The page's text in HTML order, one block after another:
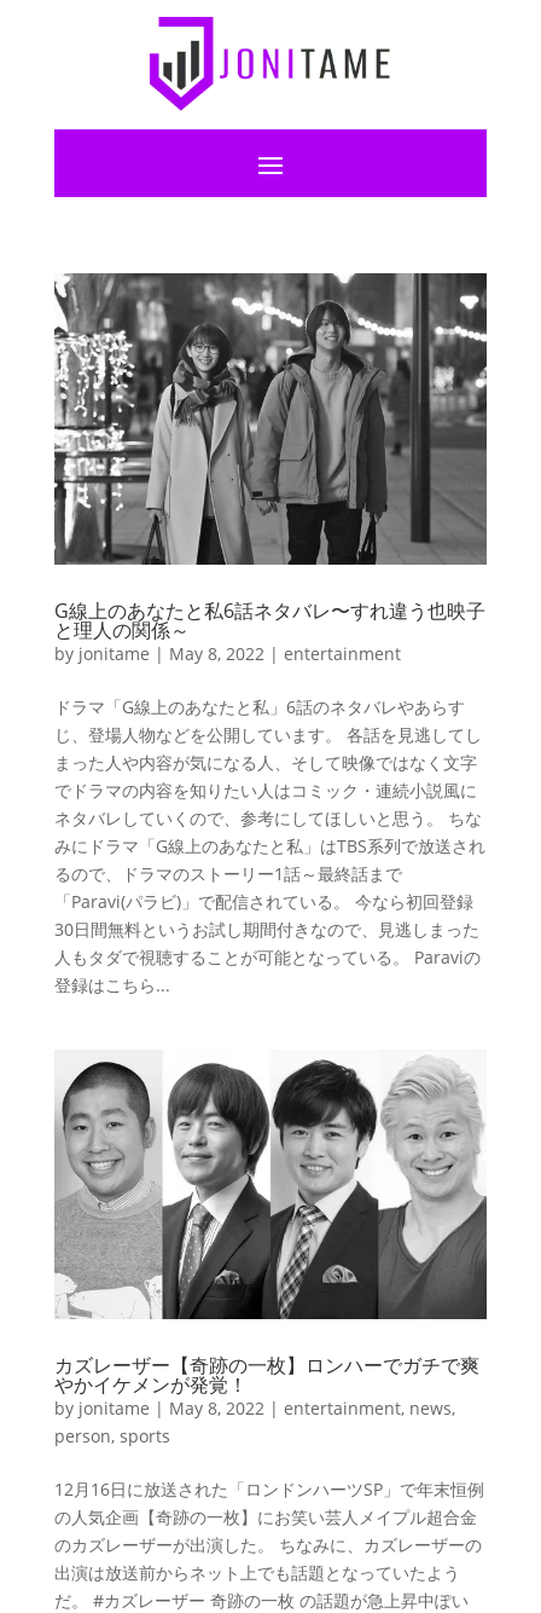
G線上のあなたと私6話ネタバレ〜すれ違う也映子
と理人の関係～
by jonitame | May 8, 2022| entertainment
ドラマ「G線上のあなたと私」6話のネタバレやあらす
じ、登場人物などを公開しています。 各話を見逃してし
まった人や内容が気になる人、そして映像ではなく文字
でドラマの内容を知りたい人はコミック・連続小説風に
ネタバレしていくので、参考にしてほしいと思う。 ちな
みにドラマ「G線上のあなたと私」はTBS系列で放送され
るので、ドラマのストーリー1話～最終話まで
「Paravi(パラビ)」で配信されている。 今なら初回登録
30日間無料というお試し期間付きなので、見逃しまった
人もタダで視聴することが可能となっている。 Paraviの
登録はこちら...
カズレーザー【奇跡の一枚】ロンハーでガチで爽
やかイケメンが発覚！
by jonitame | May 8, 2022 | entertainment, news,
person, sports
12月16日に放送された「ロンドンハーツSP」で年末恒例
の人気企画【奇跡の一枚】にお笑い芸人メイプル超合金
のカズレーザーが出演した。 ちなみに、カズレーザーの
出演は放送前からネット上でも話題となっていたよう
だ。 #カズレーザー 奇跡の一枚 の話題が急上昇中ぽい